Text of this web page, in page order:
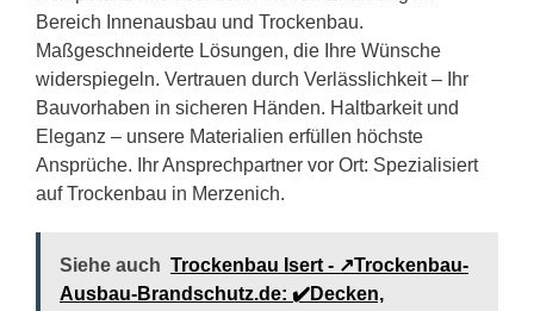
Bereich Innenausbau und Trockenbau.
Maßgeschneiderte Lösungen, die Ihre Wünsche
widerspiegeln. Vertrauen durch Verlässlichkeit – Ihr
Bauvorhaben in sicheren Händen. Haltbarkeit und
Eleganz – unsere Materialien erfüllen höchste
Ansprüche. Ihr Ansprechpartner vor Ort: Spezialisiert
auf Trockenbau in Merzenich.
Siehe auch Trockenbau Isert - ↗️Trockenbau-
Ausbau-Brandschutz.de: ✔️Decken,